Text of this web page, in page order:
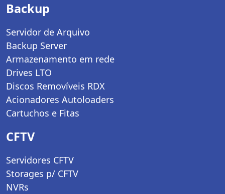
Backup
Servidor de Arquivo
Backup Server
Armazenamento em rede
Drives LTO
Discos Removíveis RDX
Acionadores Autoloaders
Cartuchos e Fitas
CFTV
Servidores CFTV
Storages p/ CFTV
NVRs